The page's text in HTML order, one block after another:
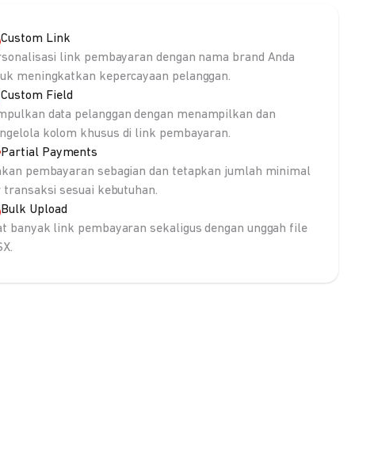
Custom Link
link pembayaran dengan nama brand Anda
meningkatkan kepercayaan pelanggan.
Custom Field
data pelanggan dengan menampilkan dan
kolom khusus di link pembayaran.
Partial Payments
pembayaran sebagian dan tetapkan jumlah minimal
transaksi sesuai kebutuhan.
Bulk Upload
banyak link pembayaran sekaligus dengan unggah file